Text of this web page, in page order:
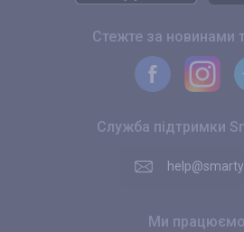
Стежте за новинами
Служба підтримки
Ми